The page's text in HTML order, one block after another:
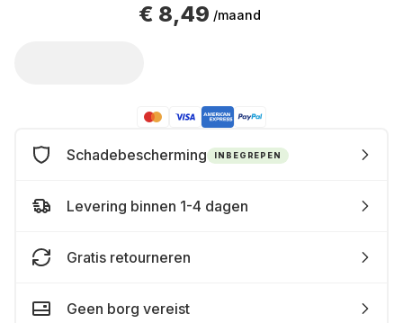
€ 8,49 /maand
Schadebescherming INBEGREPEN
Levering binnen 1-4 dagen
Gratis retourneren
Geen borg vereist